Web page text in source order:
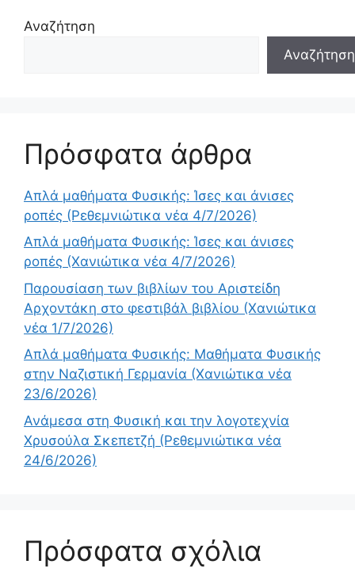
Αναζήτηση
Αναζήτηση
Πρόσφατα άρθρα
Απλά μαθήματα Φυσικής: Ίσες και άνισες
ροπές (Ρεθεμνιώτικα νέα 4/7/2026)
Απλά μαθήματα Φυσικής: Ίσες και άνισες
ροπές (Χανιώτικα νέα 4/7/2026)
Παρουσίαση των βιβλίων του Αριστείδη
Αρχοντάκη στο φεστιβάλ βιβλίου (Χανιώτικα
νέα 1/7/2026)
Απλά μαθήματα Φυσικής: Μαθήματα Φυσικής
στην Ναζιστική Γερμανία (Χανιώτικα νέα
23/6/2026)
Ανάμεσα στη Φυσική και την λογοτεχνία
Χρυσούλα Σκεπετζή (Ρεθεμνιώτικα νέα
24/6/2026)
Πρόσφατα σχόλια